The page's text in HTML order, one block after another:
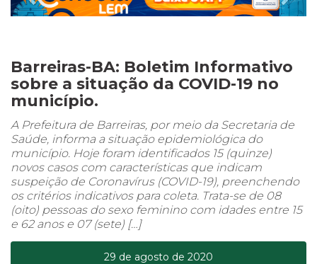
Barreiras-BA: Boletim Informativo
sobre a situação da COVID-19 no
município.
A Prefeitura de Barreiras, por meio da Secretaria de
Saúde, informa a situação epidemiológica do
município. Hoje foram identificados 15 (quinze)
novos casos com características que indicam
suspeição de Coronavírus (COVID-19), preenchendo
os critérios indicativos para coleta. Trata-se de 08
(oito) pessoas do sexo feminino com idades entre 15
e 62 anos e 07 (sete) […]
29 de agosto de 2020